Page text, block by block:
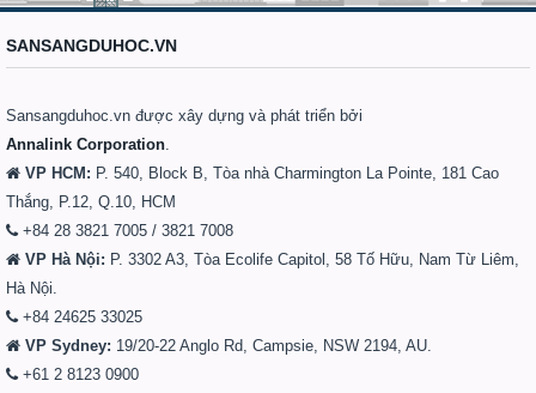
SANSANGDUHOC.VN
Sansangduhoc.vn được xây dựng và phát triển bởi
Annalink Corporation.
VP HCM: P. 540, Block B, Tòa nhà Charmington La Pointe, 181 Cao
Thắng, P.12, Q.10, HCM
+84 28 3821 7005 / 3821 7008
VP Hà Nội: P. 3302 A3, Tòa Ecolife Capitol, 58 Tố Hữu, Nam Từ Liêm,
Hà Nội.
+84 24625 33025
VP Sydney: 19/20-22 Anglo Rd, Campsie, NSW 2194, AU.
+61 2 8123 0900